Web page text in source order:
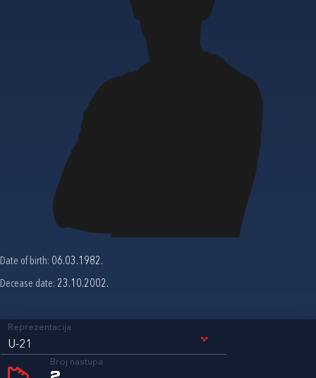
Date of birth: 06.03.1982.
Decease date: 23.10.2002.
Reprezentacija
U-21
Broj nastupa